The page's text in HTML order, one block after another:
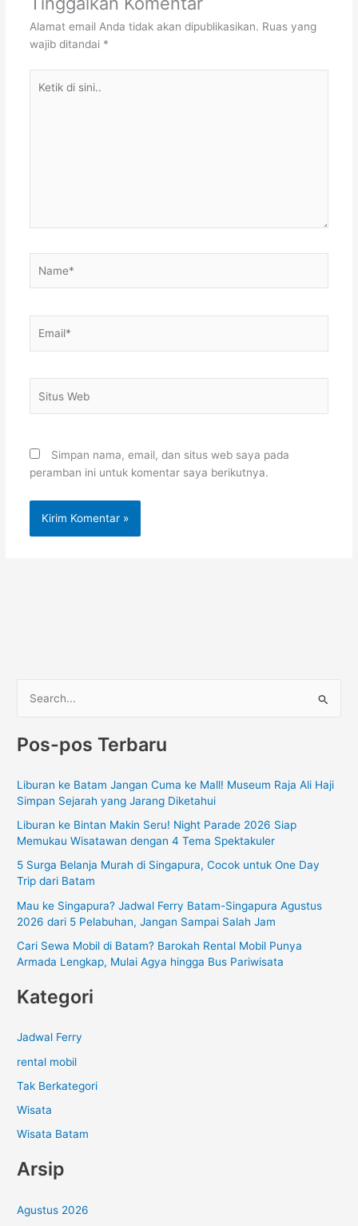
Alamat email Anda tidak akan dipublikasikan. Ruas yang
wajib ditandai *
Web
Simpan nama, email, dan situs web saya pada
peramban ini untuk komentar saya berikutnya.
r
u
n
t
k
Pos-pos Terbaru
Liburan ke Batam Jangan Cuma ke Mall! Museum Raja Ali Haji
Simpan Sejarah yang Jarang Diketahui
Liburan ke Bintan Makin Seru! Night Parade 2026 Siap
Memukau Wisatawan dengan 4 Tema Spektakuler
5 Surga Belanja Murah di Singapura, Cocok untuk One Day
Trip dari Batam
Mau ke Singapura? Jadwal Ferry Batam-Singapura Agustus
2026 dari 5 Pelabuhan, Jangan Sampai Salah Jam
Cari Sewa Mobil di Batam? Barokah Rental Mobil Punya
Armada Lengkap, Mulai Agya hingga Bus Pariwisata
Kategori
Jadwal Ferry
rental mobil
Tak Berkategori
Wisata
Wisata Batam
Arsip
Agustus 2026